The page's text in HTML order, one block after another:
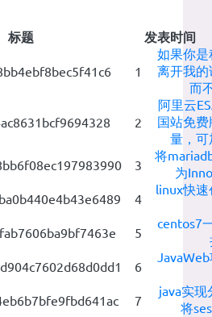
标题 发表时间
1
如果你
离开我
而
2
阿里云
国站免
量，可
3
将
为
4
linux快
5
centos7
6
7
java实现
将